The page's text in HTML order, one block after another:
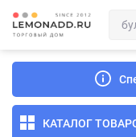
КАТАЛОГ